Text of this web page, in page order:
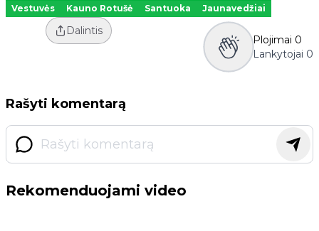
Vestuvės Kauno Rotušė Santuoka Jaunavedžiai
Dalintis
Plojimai 0
Lankytojai 0
Rašyti komentarą
Rekomenduojami video